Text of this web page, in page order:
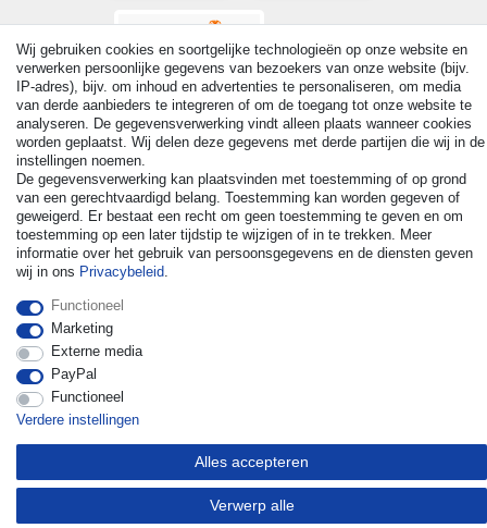
© Copyright 2026 | Alle rechten voorbehouden. - All rights
reserved. Prices incl. VAT. 19% VAT Basic prices see article detail
| * Applies to deliveries to the UK!
Wij gebruiken cookies en soortgelijke technologieën op onze website en
verwerken persoonlijke gegevens van bezoekers van onze website (bijv.
IP-adres), bijv. om inhoud en advertenties te personaliseren, om media
van derde aanbieders te integreren of om de toegang tot onze website te
analyseren. De gegevensverwerking vindt alleen plaats wanneer cookies
worden geplaatst. Wij delen deze gegevens met derde partijen die wij in de
instellingen noemen.
De gegevensverwerking kan plaatsvinden met toestemming of op grond
van een gerechtvaardigd belang. Toestemming kan worden gegeven of
geweigerd. Er bestaat een recht om geen toestemming te geven en om
toestemming op een later tijdstip te wijzigen of in te trekken. Meer
informatie over het gebruik van persoonsgegevens en de diensten geven
wij in ons Privacybeleid.
Functioneel
Marketing
Externe media
PayPal
Functioneel
Verdere instellingen
Alles accepteren
Verwerp alle
Herroepingsrecht uitoefenen